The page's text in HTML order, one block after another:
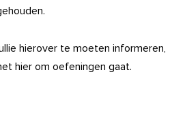
hierover te moeten informeren,
hier om oefeningen gaat.